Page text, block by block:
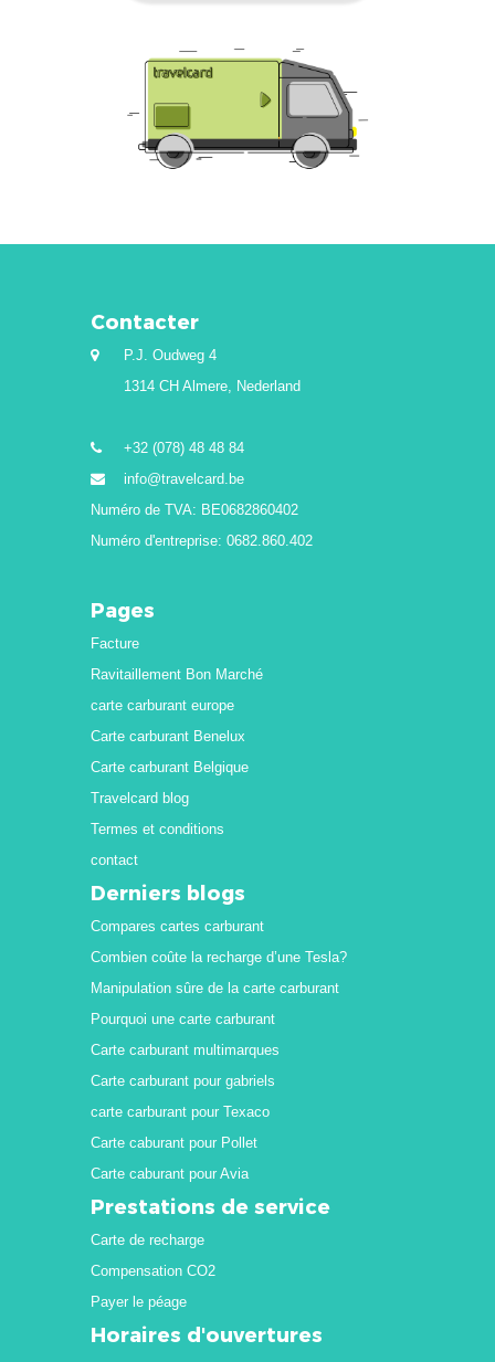
Contacter
P.J. Oudweg 4
1314 CH Almere, Nederland
+32 (078) 48 48 84
info@travelcard.be
Numéro de TVA: BE0682860402
Numéro d'entreprise: 0682.860.402
Pages
Facture
Ravitaillement Bon Marché
carte carburant europe
Carte carburant Benelux
Carte carburant Belgique
Travelcard blog
Termes et conditions
contact
Derniers blogs
Compares cartes carburant
Combien coûte la recharge d’une Tesla?
Manipulation sûre de la carte carburant
Pourquoi une carte carburant
Carte carburant multimarques
Carte carburant pour gabriels
carte carburant pour Texaco
Carte caburant pour Pollet
Carte caburant pour Avia
Prestations de service
Carte de recharge
Compensation CO2
Payer le péage
Horaires d'ouvertures